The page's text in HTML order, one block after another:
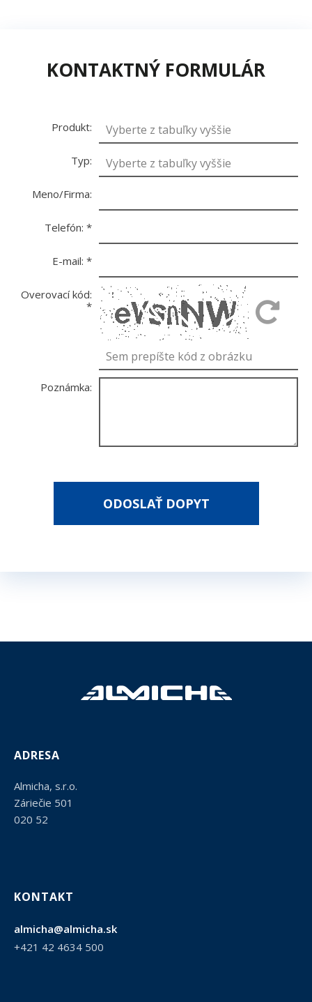
KONTAKTNÝ FORMULÁR
Produkt:
Typ:
Meno/Firma:
Telefón: *
E-mail: *
Overovací kód:
*
Poznámka:
ADRESA
Almicha, s.r.o.
Záriečie 501
020 52
KONTAKT
almicha@almicha.sk
+421 42 4634 500